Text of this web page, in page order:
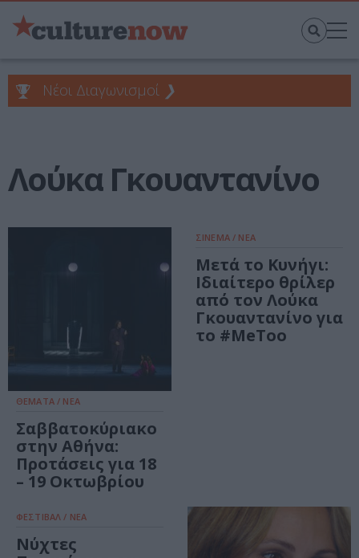
Νέοι Διαγωνισμοί ❯
Λούκα Γκουαντανίνο
ΘΕΜΑΤΑ / ΝΕΑ
Σαββατοκύριακο
στην Αθήνα:
Προτάσεις για 18
– 19 Οκτωβρίου
ΣΙΝΕΜΑ / ΝΕΑ
Μετά το Κυνήγι:
Ιδιαίτερο θρίλερ
από τον Λούκα
Γκουαντανίνο για
το #MeToo
ΦΕΣΤΙΒΑΛ / ΝΕΑ
Νύχτες